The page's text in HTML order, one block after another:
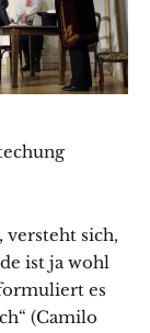
versteht sich,
ist ja wohl
es
(Camilo